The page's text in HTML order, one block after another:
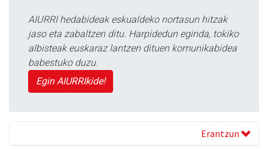
AIURRI hedabideak eskualdeko nortasun hitzak
jaso eta zabaltzen ditu. Harpidedun eginda, tokiko
albisteak euskaraz lantzen dituen komunikabidea
babestuko duzu.
Egin AIURRIkide!
Erantzun